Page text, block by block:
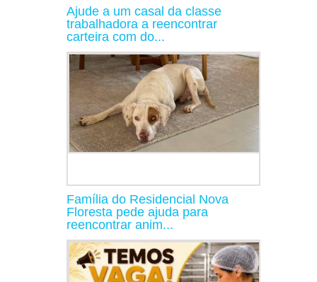
Ajude a um casal da classe
trabalhadora a reencontrar
carteira com do...
Família do Residencial Nova
Floresta pede ajuda para
reencontrar anim...